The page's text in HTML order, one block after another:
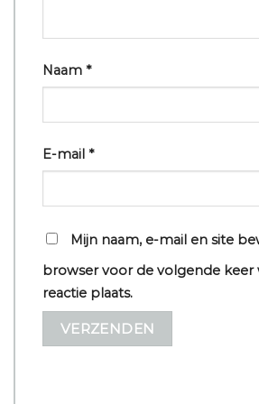
Naam *
E-mail *
Mijn naam, e-mail en site
browser voor de volgende keer
reactie plaats.